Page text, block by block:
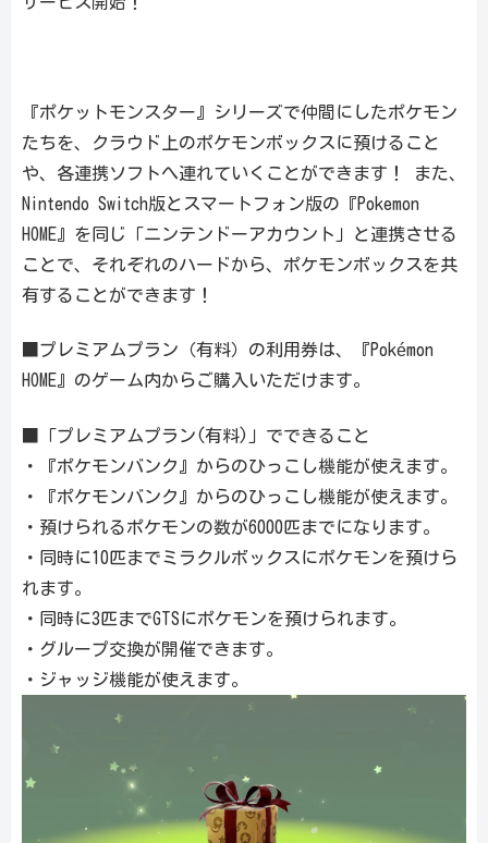
『ポケットモンスター』シリーズで仲間にしたポケモン
たちを、クラウド上のポケモンボックスに預けること
や、各連携ソフトへ連れていくことができます！ また、
Nintendo Switch版とスマートフォン版の『Pokemon
HOME』を同じ「ニンテンドーアカウント」と連携させる
ことで、それぞれのハードから、ポケモンボックスを共
有することができます！
■プレミアムプラン（有料）の利用券は、『Pokémon
HOME』のゲーム内からご購入いただけます。
■「プレミアムプラン(有料)」でできること
・『ポケモンバンク』からのひっこし機能が使えます。
・『ポケモンバンク』からのひっこし機能が使えます。
・預けられるポケモンの数が6000匹までになります。
・同時に10匹までミラクルボックスにポケモンを預けら
れます。
・同時に3匹までGTSにポケモンを預けられます。
・グループ交換が開催できます。
・ジャッジ機能が使えます。